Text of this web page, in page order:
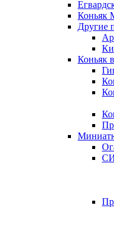
Коньяк
Другие
Коньяк